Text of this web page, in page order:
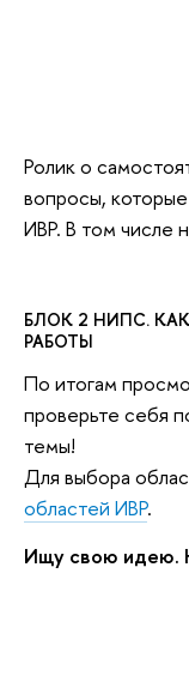
Ролик о
вопросы,
ИВР. В том числе
БЛОК 2 НИПС.
РАБОТЫ
По итогам
проверьте себя
темы!
Для выбора
областей ИВР.
Ищу свою идею.